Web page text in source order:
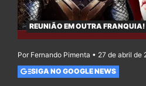
REUNIÃO EM OUTRA FRANQUIA!
Por Fernando Pimenta • 27 de abril de
SIGA NO GOOGLE NEWS